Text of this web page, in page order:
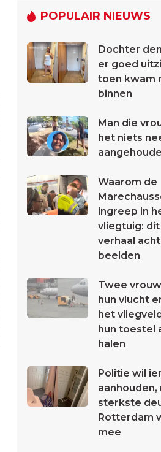
POPULAIR NIEUWS
Dochter
er goed
toen kwam
binnen
Man die
het niets
Waarom de
ingreep in
vliegtuig:
verhaal
beelden
Twee
hun vlucht
het
hun toestel
halen
Politie wil
aanhouden,
sterkste
Rotterdam
mee